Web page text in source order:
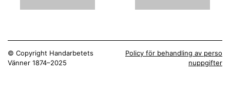
© Copyright Handarbetets
Vänner 1874–2025
Policy för behandling av perso
nuppgifter